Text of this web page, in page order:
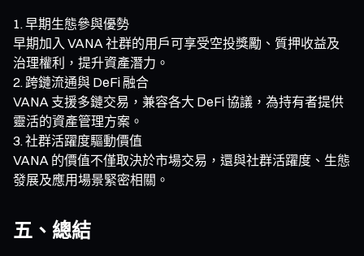
早期生態參與優勢
早期加入 VANA 社群的用戶可享受空投獎勵、質押收益及
治理權利，提升資產潛力。
跨鏈流通與 DeFi 融合
VANA 支援多鏈交易，兼容各大 DeFi 協議，為持有者提供
靈活的資產管理方案。
社群活躍度驅動價值
VANA 的價值不僅取決於市場交易，還與社群活躍度、生態
發展及應用場景緊密相關。
五、總結